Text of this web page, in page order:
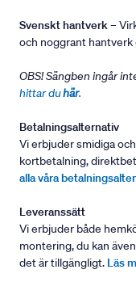
Svenskt hantverk–
och noggrant hantverk
OBS! Sängben ingår
hittar duhär.
Betalningsalternativ
Vi erbjuder smidiga
kortbetalning,
alla våra
Leveranssätt
Vi erbjuder både
montering, du kan
det är tillgängligt. Läs